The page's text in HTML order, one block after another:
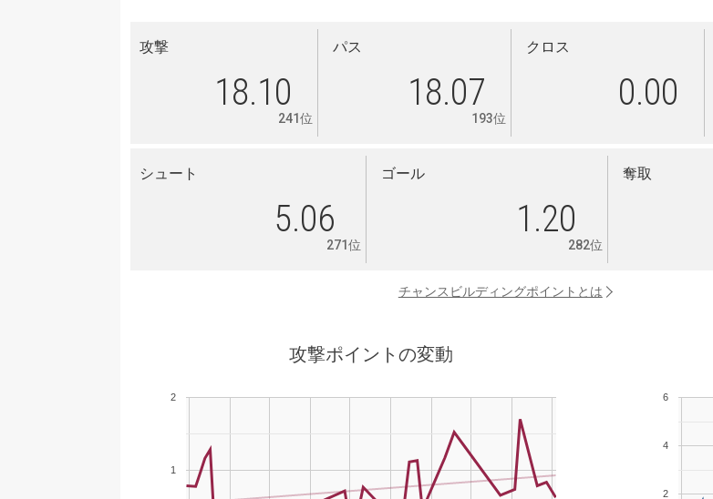
攻撃
18.10
241位
パス
18.07
193位
クロス
0.00
シュート
5.06
271位
ゴール
1.20
282位
奪取
チャンスビルディングポイントとは
攻撃ポイントの変動
1
2
2
4
6